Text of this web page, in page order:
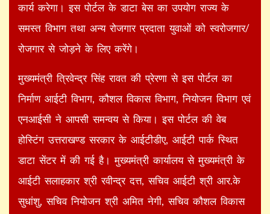
कार्य करेगा। इस पोर्टल के डाटा बेस का उपयोग राज्य के
समस्त विभाग तथा अन्य रोजगार प्रदाता युवाओं को स्वरोजगार/
रोजगार से जोड़ने के लिए करेंगे।
मुख्यमंत्री त्रिवेन्द्र सिंह रावत की प्रेरणा से इस पोर्टल का
निर्माण आईटी विभाग, कौशल विकास विभाग, नियोजन विभाग एवं
एनआईसी ने आपसी समन्वय से किया। इस पोर्टल की वेब
होस्टिंग उत्तराखण्ड सरकार के आईटीडीए, आईटी पार्क स्थित
डाटा सेंटर में की गई है। मुख्यमंत्री कार्यालय से मुख्यमंत्री के
आईटी सलाहकार श्री रवीन्द्र दत्त, सचिव आईटी श्री आर.के
सुधांशु, सचिव नियोजन श्री अमित नेगी, सचिव कौशल विकास